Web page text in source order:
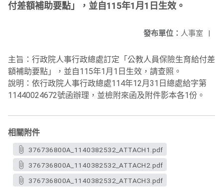
付差額補助要點」，並自115年1月1日生效。
發布單位： 人事室 |
主旨：行政院人事行政總處訂定「公教人員保險生育給付差
額補助要點」，並自115年1月1日生效，請查照。
說明：依行政院人事行政總處114年12月31日總處給字第
11440024672號函辦理，並檢附來函及附件影本各1份。
相關附件
376736800A_1140382532_ATTACH1.pdf
376736800A_1140382532_ATTACH2.pdf
376736800A_1140382532_ATTACH3.pdf